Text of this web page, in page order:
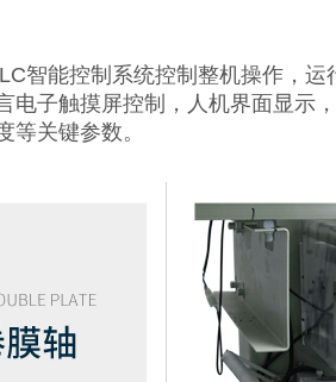
智能控制系统控制整机操作，
电子触摸屏控制，人机界面显示
等关键参数。